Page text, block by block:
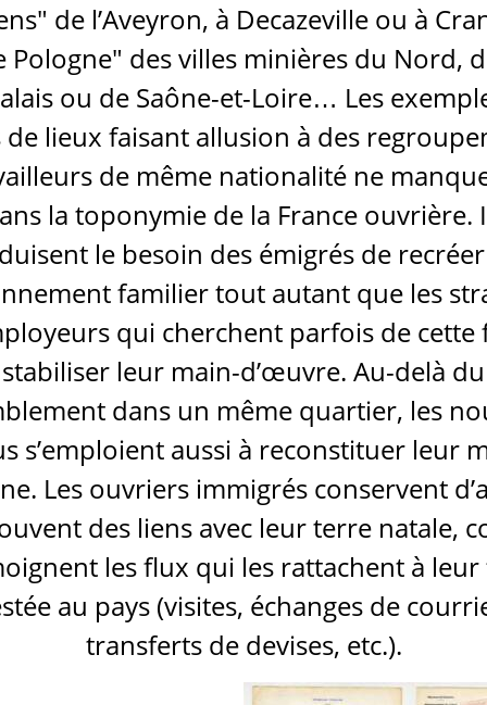
de l’Aveyron, à Decazeville ou à
Pologne" des villes minières du Nord,
ou de Saône-et-Loire… Les
lieux faisant allusion à des
de même nationalité ne
la toponymie de la France ouvrière.
le besoin des émigrés de
familier tout autant que les
qui cherchent parfois de cette
stabiliser leur main-d’œuvre. Au-delà du
dans un même quartier, les
s’emploient aussi à reconstituer leur
Les ouvriers immigrés conservent
des liens avec leur terre natale,
les flux qui les rattachent à
au pays (visites, échanges de
transferts de devises, etc.).